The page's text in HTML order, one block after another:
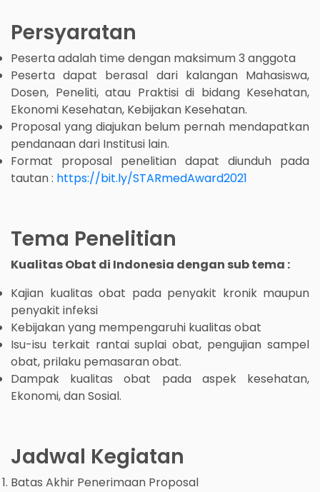
Persyaratan
Peserta adalah time dengan maksimum 3 anggota
Peserta dapat berasal dari kalangan Mahasiswa,
Dosen, Peneliti, atau Praktisi di bidang Kesehatan,
Ekonomi Kesehatan, Kebijakan Kesehatan.
Proposal yang diajukan belum pernah mendapatkan
pendanaan dari Institusi lain.
Format proposal penelitian dapat diunduh pada
tautan : https://bit.ly/STARmedAward2021
Tema Penelitian
Kualitas Obat di Indonesia dengan sub tema :
Kajian kualitas obat pada penyakit kronik maupun
penyakit infeksi
Kebijakan yang mempengaruhi kualitas obat
Isu-isu terkait rantai suplai obat, pengujian sampel
obat, prilaku pemasaran obat.
Dampak kualitas obat pada aspek kesehatan,
Ekonomi, dan Sosial.
Jadwal Kegiatan
Batas Akhir Penerimaan Proposal